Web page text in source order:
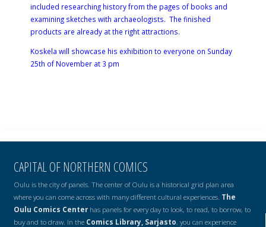
included researching history from the pages of books and
examining sketches with archaeologists. The finished
products are already at the right attractions.
Koskela will showcase his exhibition to everyone on Sunday
25th of November at 3 pm
CAPITAL OF NORTHERN COMICS
Oulu is the city of panels. The center of Oulu is a historical grid plan area
where you can come across with many different cultural experiences. The
Oulu Comics Centerhas panels for every day to look, to read, to borrow, to
buy and to draw. In the Comics Library, Sarjasto, you can experience